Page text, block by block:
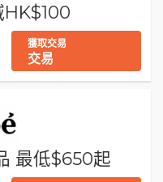
HK$100
獲取交易
交易
最低$650起